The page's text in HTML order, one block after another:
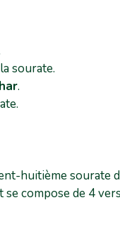
sourate.
.
huitième sourate
se compose de 4